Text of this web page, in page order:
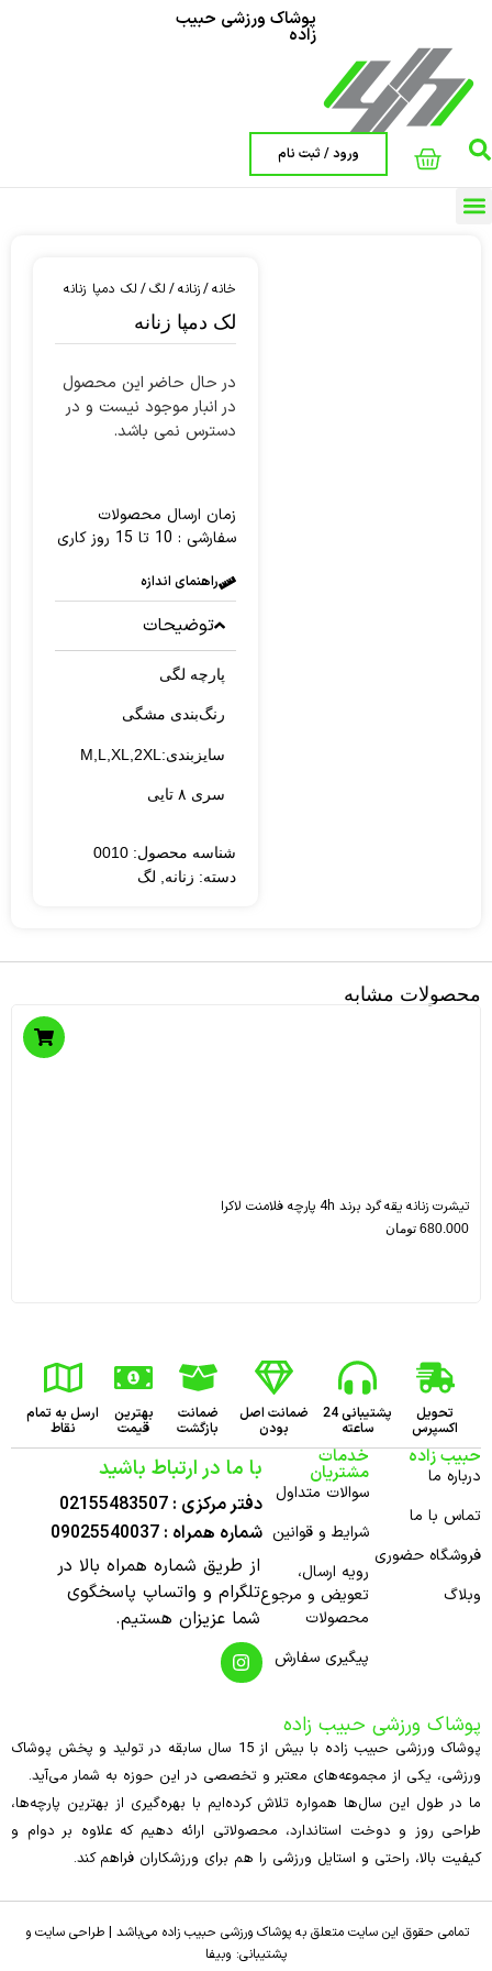
پوشاک ورزشی حبیب
زاده
ورود / ثبت نام
خانه/زنانه/ لگ/ لک دمپا زنانه
لک دمپا زنانه
در حال حاضر این محصول
در انبار موجود نیست و در
دسترس نمی باشد.
زمان ارسال محصولات
سفارشی : 10 تا 15 روز کاری
راهنمای اندازه
توضیحات
پارچه لگی
رنگ‌بندی مشگی
سایزبندی:M,L,XL,2XL
سری ۸ تایی
شناسه محصول: 0010
دسته: زنانه لگ
محصولات مشابه
تیشرت زنانه یقه گرد برند 4h پارچه فلامنت لاکرا
680.000 تومان
تحویل
اکسپرس
پشتیبانی 24
ساعته
ضمانت اصل
بودن
ضمانت
بازگشت
بهترین
قیمت
ارسل به تمام
نقاط
حبیب زاده
درباره ما
تماس با ما
فروشگاه حضوری
وبلاگ
خدمات
مشتریان
سوالات متداول
شرایط و قوانین
رویه ارسال،
تعویض و مرجوع
محصولات
پیگیری سفارش
با ما در ارتباط باشید
دفتر مرکزی : 02155483507
شماره همراه : 09025540037
از طریق شماره همراه بالا در
تلگرام و واتساپ پاسخگوی
شما عزیزان هستیم.
پوشاک ورزشی حبیب زاده
پوشاک ورزشی حبیب زاده با بیش از 15 سال سابقه در تولید و پخش پوشاک
ورزشی، یکی از مجموعه‌های معتبر و تخصصی در این حوزه به شمار می‌آید.
ما در طول این سال‌ها همواره تلاش کرده‌ایم با بهره‌گیری از بهترین پارچه‌ها،
طراحی روز و دوخت استاندارد، محصولاتی ارائه دهیم که علاوه بر دوام و
کیفیت بالا، راحتی و استایل ورزشی را هم برای ورزشکاران فراهم کند.
تمامی حقوق این سایت متعلق بهپوشاک ورزشی حبیب زاده می‌باشد |طراحی سایت و
پشتیبانی: وبیفا